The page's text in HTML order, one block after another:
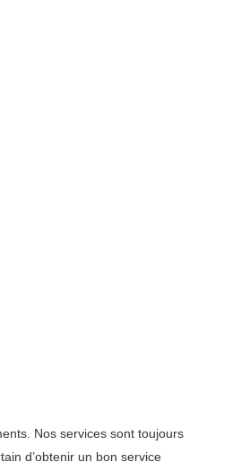
Nos services sont toujours
d’obtenir un bon service